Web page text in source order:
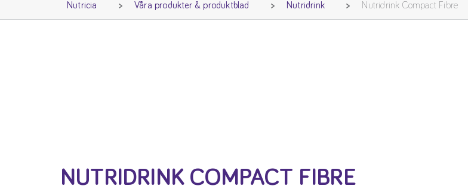
Nutricia Våra produkter & produktblad Nutridrink Nutridrink Compact Fibre
NUTRIDRINK COMPACT FIBRE